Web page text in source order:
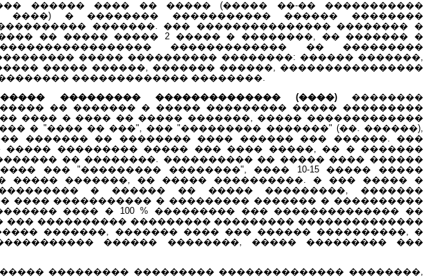
������ ���� �� ����� (����� ��-�� �����������
����) � �������� ����������� ������ ��������
�������. ��� ��������������� �������� �
�� ����� ����� 2 ����� � ��������, �� ������� �
������������� �� ���������
����� ���������� ��������: ������ �������,
����� ������, ������� ������, ����������������
������������� ��������.
��������� �������������� (����)��������
�� ������� � ����� ��������� ����� ���������
���� � ���� �� ����� �������, ����� �������������
� "���� �� ���", ��� "��������� �������" (��. ������),
������� �� �������� ���� ������ ��� ������. ���
����� ��������� ����� ��� ���� �����, �� � �������
�� ��������. ���������� �� ����� ���� ������
��� "��������� ��������", ���� 10-15 ����� �����
����� �������, �� ����� ����������. � ��� ����� �
� ������ �� ����� ���������, �������
���� ����������� � ��������� ������� � ����������
���� � 100 % ��������� ��� �������������� ��
��� ���������� ��������� ��������� ��������������
�������, ������� ���� ��� ������ ����������, �
������ ��������, ����� ��������� ���
��������� ��������� �������������� ��������,